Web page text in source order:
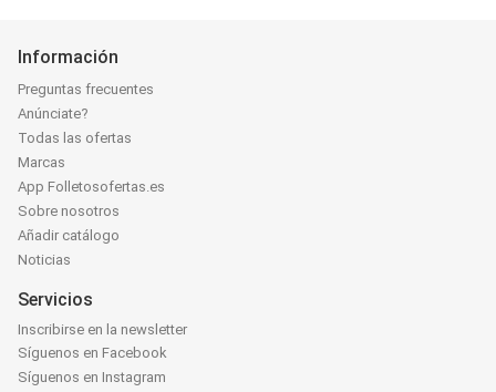
Información
Preguntas frecuentes
Anúnciate?
Todas las ofertas
Marcas
App Folletosofertas.es
Sobre nosotros
Añadir catálogo
Noticias
Servicios
Inscribirse en la newsletter
Síguenos en Facebook
Síguenos en Instagram